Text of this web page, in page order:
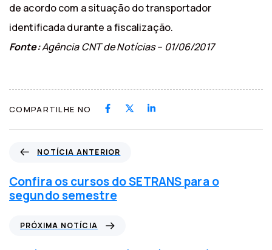
de acordo com a situação do transportador
identificada durante a fiscalização.
Fonte:Agência CNT de Notícias – 01/06/2017
COMPARTILHE NO
t
í
c
NOTÍCIA ANTERIOR
Confira os cursos do SETRANS para o
segundo semestre
PRÓXIMA NOTÍCIA